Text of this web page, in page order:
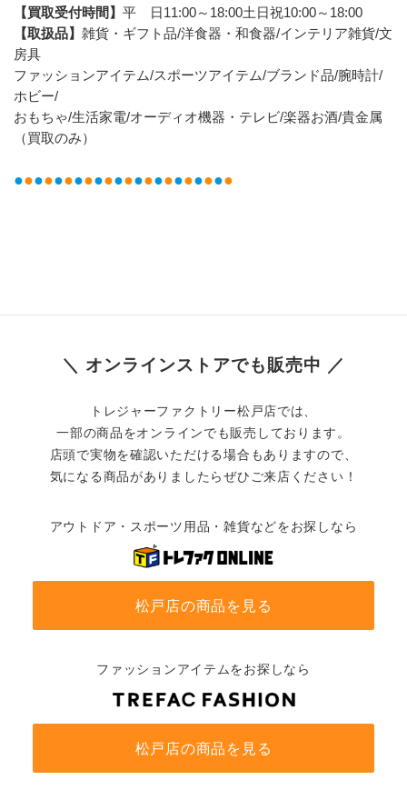
【買取受付時間】 平　日11:00～18:00土日祝10:00～18:00
【取扱品】 雑貨・ギフト品/洋食器・和食器/インテリア雑貨/文
房具
ファッションアイテム/スポーツアイテム/ブランド品/腕時計/
ホビー/
おもちゃ/生活家電/オーディオ機器・テレビ/楽器お酒/貴金属
（買取のみ）
●●●●●●●●●●●●●●●●●●●●●●
＼ オンラインストアでも販売中 ／
トレジャーファクトリー松戸店では、
一部の商品をオンラインでも販売しております。
店頭で実物を確認いただける場合もありますので、
気になる商品がありましたらぜひご来店ください！
アウトドア・スポーツ用品・雑貨などをお探しなら
松戸店の商品を見る
ファッションアイテムをお探しなら
松戸店の商品を見る